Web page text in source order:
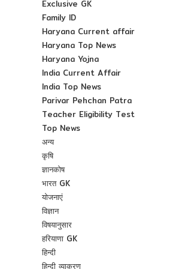
Exclusive GK
Family ID
Haryana Current affair
Haryana Top News
Haryana Yojna
India Current Affair
India Top News
Parivar Pehchan Patra
Teacher Eligibility Test
Top News
अन्य
कृषि
ज्ञानकोष
भारत GK
योजनाएं
विज्ञान
विषयानुसार
हरियाणा GK
हिन्दी
हिन्दी व्याकरण